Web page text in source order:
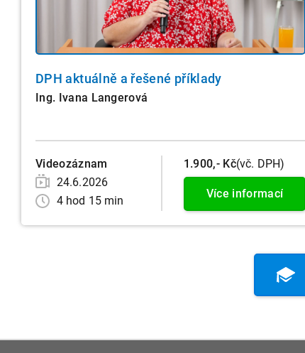
DPH aktuálně a řešené příklady
Ing. Ivana Langerová
Videozáznam
24.6.2026
4 hod 15 min
1.900,- Kč(vč. DPH)
Více informací